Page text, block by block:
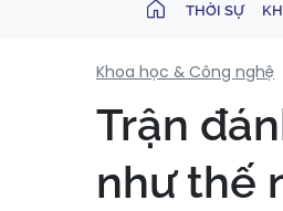
THỜI SỰ
Khoa học & Công nghệ
Trận
như thế